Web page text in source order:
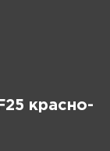
красно-